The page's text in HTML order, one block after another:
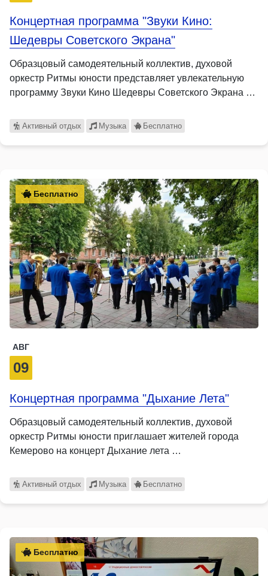
Концертная программа "Звуки Кино:
Шедевры Советского Экрана"
Образцовый самодеятельный коллектив, духовой
оркестр Ритмы юности представляет увлекательную
программу Звуки Кино Шедевры Советского Экрана …
Активный отдых Музыка Бесплатно
Бесплатно
АВГ
09
Концертная программа "Дыхание Лета"
Образцовый самодеятельный коллектив, духовой
оркестр Ритмы юности приглашает жителей города
Кемерово на концерт Дыхание лета …
Активный отдых Музыка Бесплатно
Бесплатно